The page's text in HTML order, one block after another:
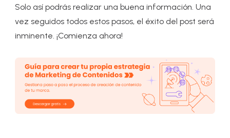
Solo así podrás realizar una buena información. Una
vez seguidos todos estos pasos, el éxito del post será
inminente. ¡Comienza ahora!